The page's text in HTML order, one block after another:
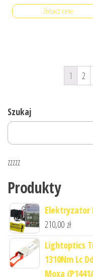
Zobacz cenę
1 2
Szukaj
zzzzz
Produkty
Elektryzator
210,00 zł
Lightoptics
1310Nm Lc
Moxa